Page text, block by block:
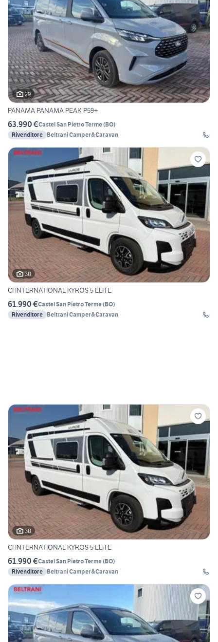
29
PANAMA PANAMA PEAK P59+
63.990 €Castel San Pietro Terme(BO)
Rivenditore Beltrani Camper&Caravan
30
CI INTERNATIONAL KYROS 5 ELITE
61.990 €Castel San Pietro Terme(BO)
Rivenditore Beltrani Camper&Caravan
30
CI INTERNATIONAL KYROS 5 ELITE
61.990 €Castel San Pietro Terme(BO)
Rivenditore Beltrani Camper&Caravan